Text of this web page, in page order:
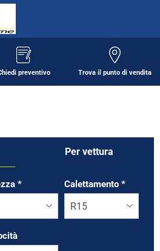
preventivo Trova il punto di vendita
Per vettura
* Calettamento*